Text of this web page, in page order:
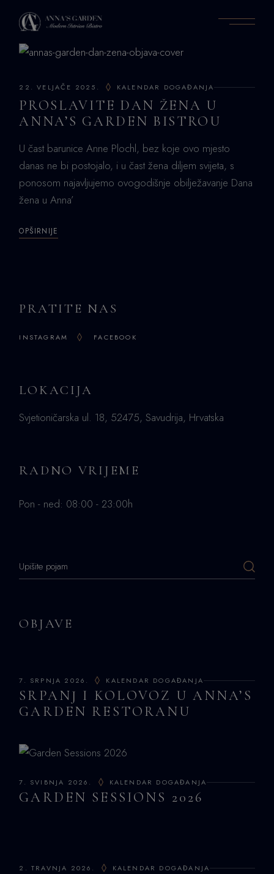
content
22. VELJAČE 2025. KALENDAR DOGAĐANJA
PROSLAVITE DAN ŽENA U
ANNA’S GARDEN BISTROU
U čast barunice Anne Plochl, bez koje ovo mjesto
danas ne bi postojalo, i u čast žena diljem svijeta, s
ponosom najavljujemo ovogodišnje obilježavanje Dana
žena u Anna’
OPŠIRNIJE
PRATITE NAS
INSTAGRAM FACEBOOK
LOKACIJA
Svjetioničarska ul. 18, 52475, Savudrija, Hrvatska
RADNO VRIJEME
Pon - ned: 08:00 - 23:00h
OBJAVE
7. SRPNJA 2026. KALENDAR DOGAĐANJA
SRPANJ I KOLOVOZ U ANNA’S
GARDEN RESTORANU
7. SVIBNJA 2026. KALENDAR DOGAĐANJA
GARDEN SESSIONS 2026
2. TRAVNJA 2026. KALENDAR DOGAĐANJA